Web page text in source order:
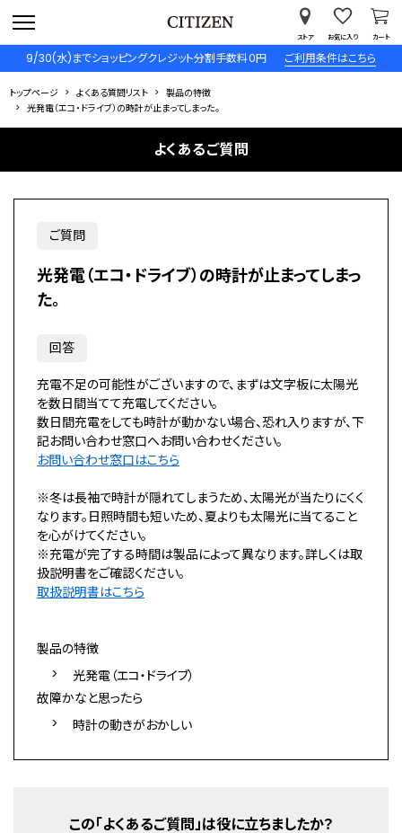
9/30(水)までショッピングクレジット分割手数料０円 ご利用条件はこちら
ストア お気に入り カート
トップページ よくある質問リスト
製品の特徴
光発電（エコ・ドライブ）の時計が止まってしまった。
よくあるご質問
ご質問
光発電（エコ・ドライブ）の時計が止まってしまっ
た。
回答
充電不足の可能性がございますので、まずは文字板に太陽光
を数日間当てて充電してください。
数日間充電をしても時計が動かない場合、恐れ入りますが、下
記お問い合わせ窓口へお問い合わせください。
お問い合わせ窓口はこちら
※冬は長袖で時計が隠れてしまうため、太陽光が当たりにくく
なります。日照時間も短いため、夏よりも太陽光に当てること
を心がけてください。
※充電が完了する時間は製品によって異なります。詳しくは取
扱説明書をご確認ください。
取扱説明書はこちら
製品の特徴
光発電（エコ・ドライブ）
故障かなと思ったら
時計の動きがおかしい
この「よくあるご質問」は役に立ちましたか？